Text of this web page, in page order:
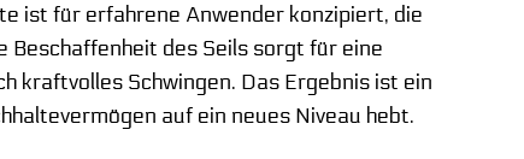
ist für erfahrene Anwender konzipiert, die
Beschaffenheit des Seils sorgt für eine
kraftvolles Schwingen. Das Ergebnis ist ein
auf ein neues Niveau hebt.